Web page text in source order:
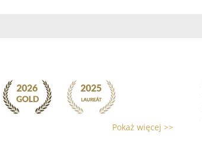
Pokaż więcej >>